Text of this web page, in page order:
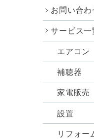
お問い合わ
サービス一
エアコン
補聴器
家電販売
設置
リフォー